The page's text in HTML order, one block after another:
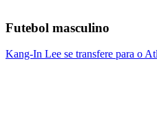
Futebol masculino
Kang-In Lee se transfere para o